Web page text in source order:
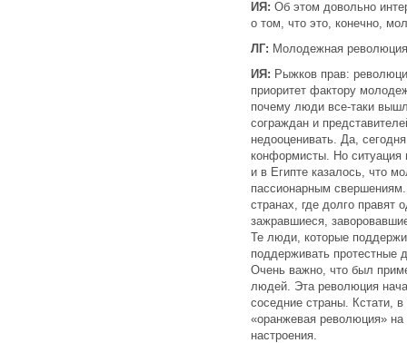
ИЯ: Об этом довольно
о том, что это, конечно,
ЛГ: Молодежная
ИЯ: Рыжков прав:
приоритет фактору
почему люди все-таки
сограждан и
недооценивать. Да,
конформисты. Но ситуация
и в Египте казалось, что
пассионарным
странах, где долго
зажравшиеся,
Те люди, которые
поддерживать протестные
Очень важно, что был
людей. Эта революция
соседние страны. Кстати,
«оранжевая революция» на
настроения.